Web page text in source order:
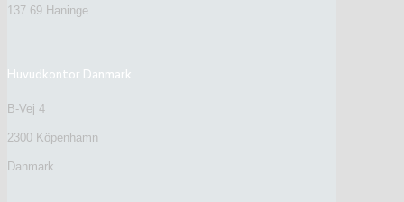
137 69 Haninge
Huvudkontor Danmark
B-Vej 4
2300 Köpenhamn
Danmark